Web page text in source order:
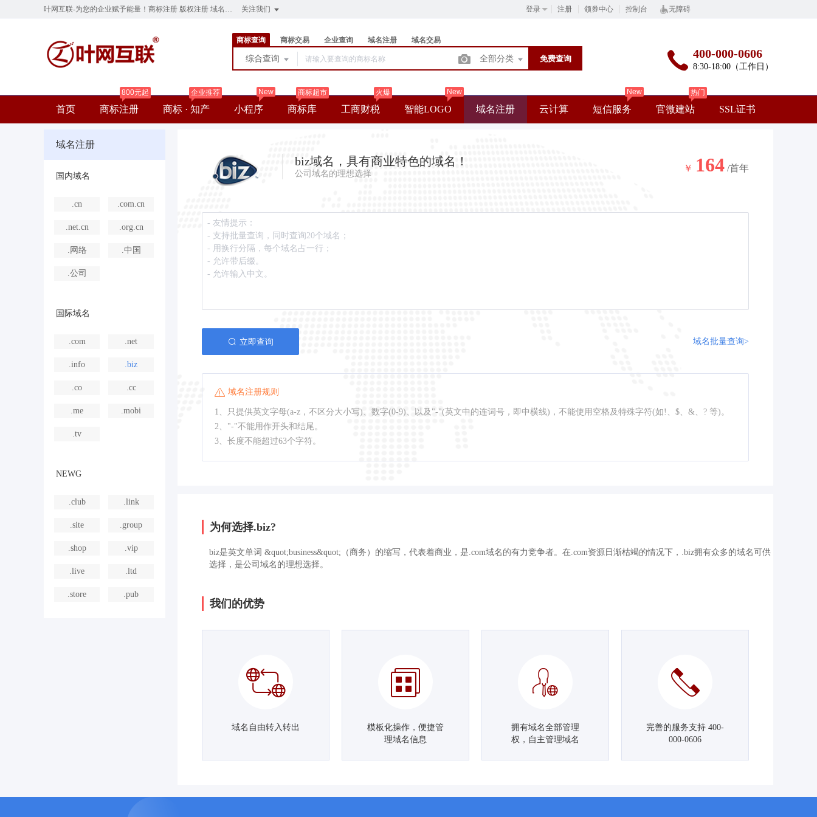
无障碍
叶网互联-为您的企业赋予能量！商标注册 版权注册 域名注册 云服务器 网站建设 ye.cn 关注我们 登录 注册 领券中心 控制台
商标查询 商标交易 企业查询 域名注册 域名交易
综合查询 全部分类 免费查询 400-000-0606
8:30-18:00（工作日）
首页 商标注册
800元起
商标 · 知产
企业推荐
小程序
New
商标库
商标超市
工商财税
火爆
智能LOGO
New
域名注册 云计算 短信服务
New
官微建站
热门
SSL证书
域名注册
国内域名
.cn .com.cn
.net.cn .org.cn
.网络 .中国
.公司
国际域名
.com .net
.info .biz
.co .cc
.me .mobi
.tv
NEWG
.club .link
.site .group
.shop .vip
.live .ltd
.store .pub
biz域名，具有商业特色的域名！
公司域名的理想选择
￥ 164 /首年
立即查询 域名批量查询>
域名注册规则
1、只提供英文字母(a-z，不区分大小写)、数字(0-9)、以及"-"(英文中的连词号，即中横线)，不能使用空格及特殊字符(如!、$、&、? 等)。
2、"-"不能用作开头和结尾。
3、长度不能超过63个字符。
为何选择.biz?
biz是英文单词 &quot;business&quot;（商务）的缩写，代表着商业，是.com域名的有力竞争者。在.com资源日渐枯竭的情况下，.biz拥有众多的域名可供
选择，是公司域名的理想选择。
我们的优势
域名自由转入转出
模板化操作，便捷管
理域名信息
拥有域名全部管理
权，自主管理域名
完善的服务支持 400-
000-0606